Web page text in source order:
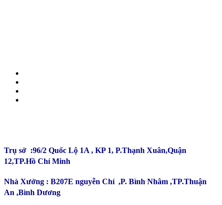
Trụ sở :96/2 Quốc Lộ 1A , KP 1, P.Thạnh Xuân,Quận
12,TP.Hồ Chí Minh
Nhà Xưởng : B207E nguyễn Chí ,P. Bình Nhâm ,TP.Thuận
An ,Bình Dương